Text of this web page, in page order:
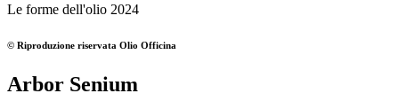
Le forme dell'olio 2024
© Riproduzione riservata Olio Officina
Arbor Senium